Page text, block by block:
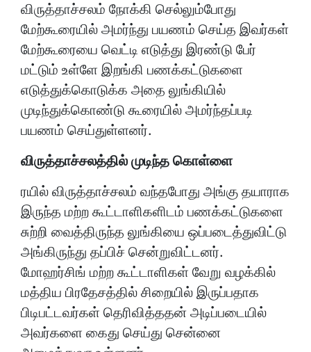
விருத்தாச்சலம் நோக்கி செல்லும்போது
மேற்கூரையில் அமர்ந்து பயணம் செய்த இவர்கள்
மேற்கூரையை வெட்டி எடுத்து இரண்டு பேர்
மட்டும் உள்ளே இறங்கி பணக்கட்டுகளை
எடுத்துக்கொடுக்க அதை லுங்கியில்
முடிந்துக்கொண்டு கூரையில் அமர்ந்தப்படி
பயணம் செய்துள்ளனர்.
விருத்தாச்சலத்தில் முடிந்த கொள்ளை
ரயில் விருத்தாச்சலம் வந்தபோது அங்கு தயாராக
இருந்த மற்ற கூட்டாளிகளிடம் பணக்கட்டுகளை
சுற்றி வைத்திருந்த லுங்கியை ஒப்படைத்துவிட்டு
அங்கிருந்து தப்பிச் சென்றுவிட்டனர்.
மோஹர்சிங் மற்ற கூட்டாளிகள் வேறு வழக்கில்
மத்திய பிரதேசத்தில் சிறையில் இருப்பதாக
பிடிபட்டவர்கள் தெரிவித்ததன் அடிப்படையில்
அவர்களை கைது செய்து சென்னை